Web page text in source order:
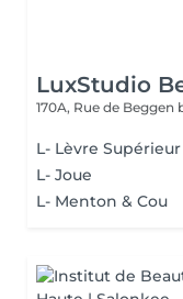
LuxStudio
170A, Rue de Beggen
L- Lèvre Supérieur
L- Joue
L- Menton & Cou